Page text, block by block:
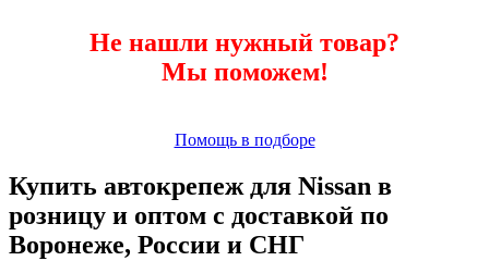
Не нашли нужный товар?
Мы поможем!
Помощь в подборе
Купить автокрепеж для Nissan в
розницу и оптом с доставкой по
Воронеже, России и СНГ